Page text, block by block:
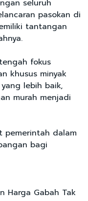
seluruh
pasokan di
tantangan
fokus
khusus minyak
lebih baik,
murah menjadi
pemerintah dalam
bagi
Harga Gabah Tak